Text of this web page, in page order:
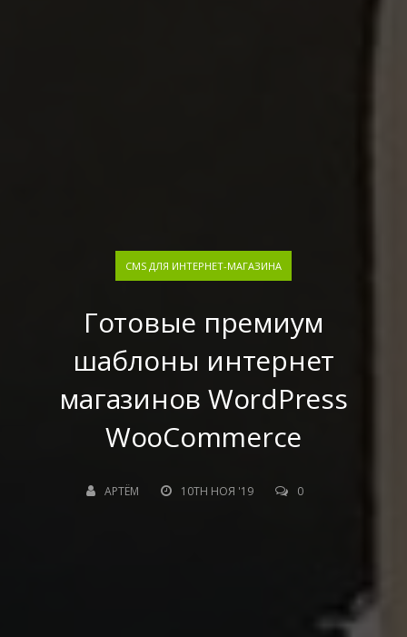
CMS ДЛЯ ИНТЕРНЕТ-МАГАЗИНА
Готовые премиум
шаблоны интернет
магазинов WordPress
WooCommerce
АРТЁМ 10TH НОЯ '19 0